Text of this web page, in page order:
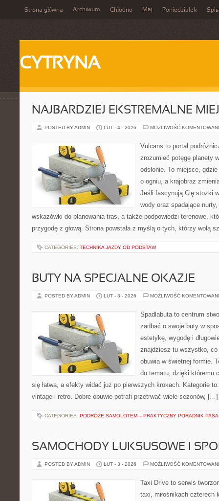
Strona główna Archiwum Chłodno Maj Poniedziałek Spis
CYTRYNA
NAJBARDZIEJ EKSTREMALNE
POSTED BY ADMIN LUT - 4 - 2026 MOŻLIWOŚĆ
Vulcans to portal
zrozumieć potęgę planety
odsłonie. To miejsce,
o ogniu, a krajobraz
Jeśli fascynują Cię stożki
wody oraz spadające
wskazówki do planowania tras, a także podpowiedzi terenowe,
przygodę z głową. Strona powstała z myślą o tych, którzy wolą
CATEGORIES: TECHNIKA JAZDY OD PODSTAW
BUTY NA SPECJALNE OKAZJE
POSTED BY ADMIN LUT - 3 - 2026 MOŻLIWOŚĆ
Spadlabuta to centrum
zadbać o swoje buty w
estetykę, wygodę i
znajdziesz tu wszystko,
obuwia w świetnej formie.
do tematu, dzięki któremu
się łatwa, a efekty widać już po pierwszych krokach. Kategorie
vintage i retro. Dobre obuwie potrafi przetrwać wiele sezonów, […]
CATEGORIES: PODRÓŻE SAMOLOTEM – PRAKTYCZNY PORADNIK
SAMOCHODY LUKSUSOWE I
POSTED BY ADMIN LUT - 3 - 2026 MOŻLIWOŚĆ
Taxi Drive to serwis
taxi, miłośnikach czterech